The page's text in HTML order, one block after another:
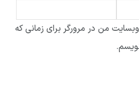
من در مرورگر برای زمانی که